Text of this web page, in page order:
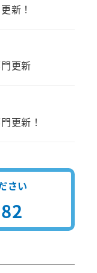
新！
更新
更新！
さい